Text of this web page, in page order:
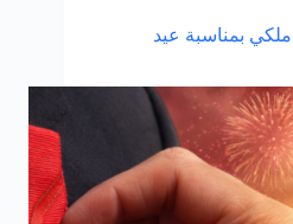
بمناسبة عيد